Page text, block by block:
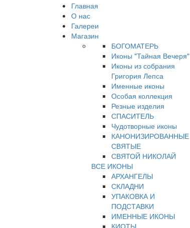
Главная
О нас
Галереи
Магазин
БОГОМАТЕРЬ
Иконы "Тайная Вечеря"
Иконы из собрания
Григория Лепса
Именные иконы
Особая коллекция
Резные изделия
СПАСИТЕЛЬ
Чудотворные иконы
КАНОНИЗИРОВАННЫЕ
СВЯТЫЕ
СВЯТОЙ НИКОЛАЙ
ВСЕ ИКОНЫ
АРХАНГЕЛЫ
СКЛАДНИ
УПАКОВКА И
ПОДСТАВКИ
ИМЕННЫЕ ИКОНЫ